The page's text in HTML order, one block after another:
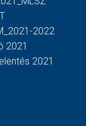
2022
2021
2021